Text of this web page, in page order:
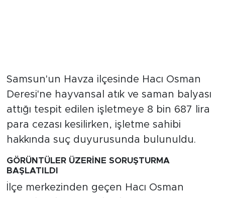
Samsun'un Havza ilçesinde Hacı Osman
Deresi'ne hayvansal atık ve saman balyası
attığı tespit edilen işletmeye 8 bin 687 lira
para cezası kesilirken, işletme sahibi
hakkında suç duyurusunda bulunuldu.
GÖRÜNTÜLER ÜZERİNE SORUŞTURMA
BAŞLATILDI
İlçe merkezinden geçen Hacı Osman